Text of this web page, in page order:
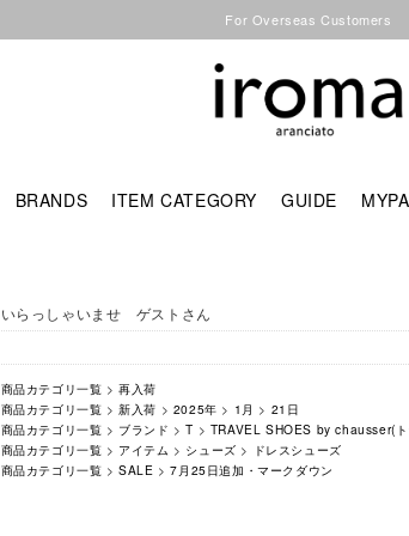
For Overseas Customers
BRANDS ITEM CATEGORY GUIDE
いらっしゃいませ ゲストさん
商品カテゴリ一覧 >再入荷
商品カテゴリ一覧 >新入荷 > 2025年 > 1月 > 21日
商品カテゴリ一覧 > ブランド >T > TRAVEL SHOES by chausser(
商品カテゴリ一覧 > アイテム > シューズ > ドレスシューズ
商品カテゴリ一覧 >SALE >7月25日追加・マークダウン